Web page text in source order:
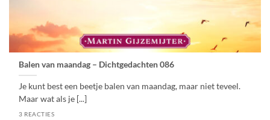
Balen van maandag – Dichtgedachten 086
Je kunt best een beetje balen van maandag, maar niet teveel.
Maar wat als je [...]
3 REACTIES